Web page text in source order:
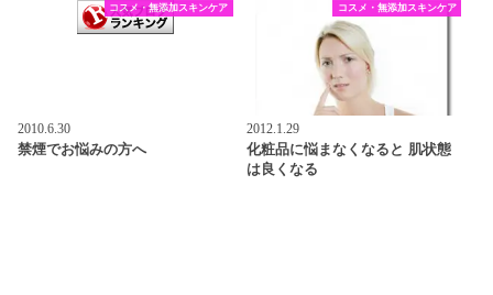
コスメ・無添加スキンケア
2010.6.30
禁煙でお悩みの方へ
コスメ・無添加スキンケア
2012.1.29
化粧品に悩まなくなると 肌状態
は良くなる